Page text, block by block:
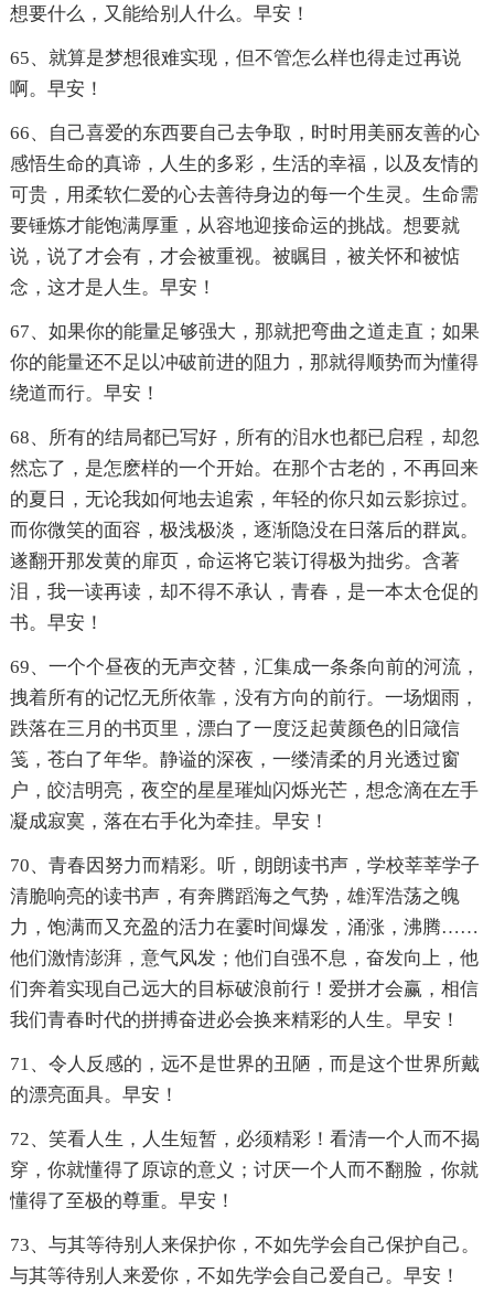
想要什么，又能给别人什么。早安！
65、就算是梦想很难实现，但不管怎么样也得走过再说
啊。早安！
66、自己喜爱的东西要自己去争取，时时用美丽友善的心
感悟生命的真谛，人生的多彩，生活的幸福，以及友情的
可贵，用柔软仁爱的心去善待身边的每一个生灵。生命需
要锤炼才能饱满厚重，从容地迎接命运的挑战。想要就
说，说了才会有，才会被重视。被瞩目，被关怀和被惦
念，这才是人生。早安！
67、如果你的能量足够强大，那就把弯曲之道走直；如果
你的能量还不足以冲破前进的阻力，那就得顺势而为懂得
绕道而行。早安！
68、所有的结局都已写好，所有的泪水也都已启程，却忽
然忘了，是怎麽样的一个开始。在那个古老的，不再回来
的夏日，无论我如何地去追索，年轻的你只如云影掠过。
而你微笑的面容，极浅极淡，逐渐隐没在日落后的群岚。
遂翻开那发黄的扉页，命运将它装订得极为拙劣。含著
泪，我一读再读，却不得不承认，青春，是一本太仓促的
书。早安！
69、一个个昼夜的无声交替，汇集成一条条向前的河流，
拽着所有的记忆无所依靠，没有方向的前行。一场烟雨，
跌落在三月的书页里，漂白了一度泛起黄颜色的旧箴信
笺，苍白了年华。静谥的深夜，一缕清柔的月光透过窗
户，皎洁明亮，夜空的星星璀灿闪烁光芒，想念滴在左手
凝成寂寞，落在右手化为牵挂。早安！
70、青春因努力而精彩。听，朗朗读书声，学校莘莘学子
清脆响亮的读书声，有奔腾蹈海之气势，雄浑浩荡之魄
力，饱满而又充盈的活力在霎时间爆发，涌涨，沸腾……
他们激情澎湃，意气风发；他们自强不息，奋发向上，他
们奔着实现自己远大的目标破浪前行！爱拼才会赢，相信
我们青春时代的拼搏奋进必会换来精彩的人生。早安！
71、令人反感的，远不是世界的丑陋，而是这个世界所戴
的漂亮面具。早安！
72、笑看人生，人生短暂，必须精彩！看清一个人而不揭
穿，你就懂得了原谅的意义；讨厌一个人而不翻脸，你就
懂得了至极的尊重。早安！
73、与其等待别人来保护你，不如先学会自己保护自己。
与其等待别人来爱你，不如先学会自己爱自己。早安！